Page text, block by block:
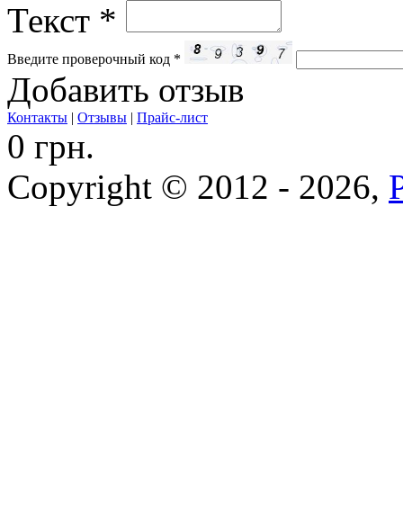
Текст *
Введите проверочный код *
Добавить отзыв
Контакты | Отзывы | Прайс-лист
0 грн.
Copyright © 2012 - 2026,